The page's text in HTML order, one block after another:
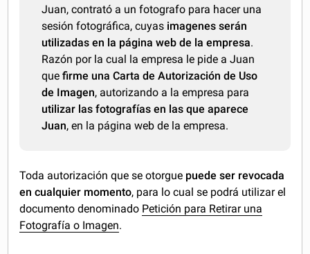
Juan, contrató a un fotografo para hacer una
sesión fotográfica, cuyas imagenes serán
utilizadas en la página web de la empresa.
Razón por la cual la empresa le pide a Juan
quefirme una Carta de Autorización de Uso
de Imagen, autorizando a la empresa para
utilizar las fotografías en las que aparece
Juan, en la página web de la empresa.
Toda autorización que se otorgue puede ser revocada
en cualquier momento, para lo cual se podrá utilizar el
documento denominado Petición para Retirar una
Fotografía o Imagen.